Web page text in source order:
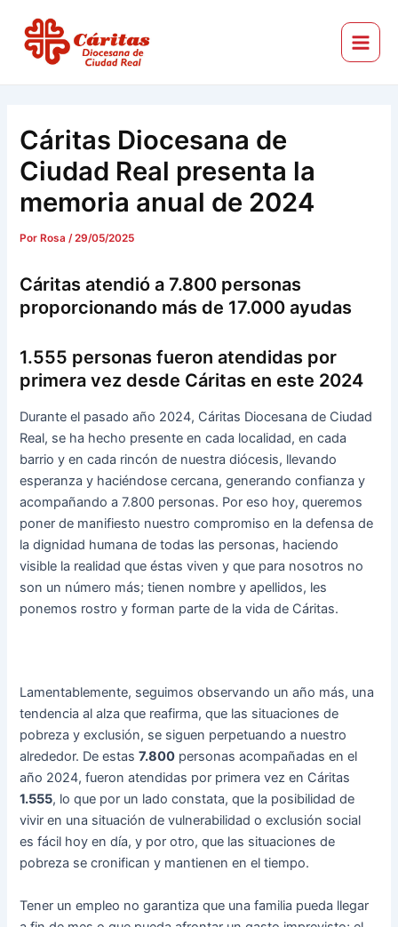
contenido
Menu
Cáritas Diocesana de
Ciudad Real presenta la
memoria anual de 2024
PorRosa /29/05/2025
Cáritas atendió a 7.800 personas
proporcionando más de 17.000 ayudas
1.555 personas fueron atendidas por
primera vez desde Cáritas en este 2024
Durante el pasado año 2024, Cáritas Diocesana de Ciudad
Real, se ha hecho presente en cada localidad, en cada
barrio y en cada rincón de nuestra diócesis, llevando
esperanza y haciéndose cercana, generando confianza y
acompañando a 7.800 personas. Por eso hoy, queremos
poner de manifiesto nuestro compromiso en la defensa de
la dignidad humana de todas las personas, haciendo
visible la realidad que éstas viven y que para nosotros no
son un número más; tienen nombre y apellidos, les
ponemos rostro y forman parte de la vida de Cáritas.
Lamentablemente, seguimos observando un año más, una
tendencia al alza que reafirma, que las situaciones de
pobreza y exclusión, se siguen perpetuando a nuestro
alrededor. De estas7.800 personas acompañadas en el
año 2024, fueron atendidas por primera vez en Cáritas
1.555, lo que por un lado constata, que la posibilidad de
vivir en una situación de vulnerabilidad o exclusión social
es fácil hoy en día, y por otro, que las situaciones de
pobreza se cronifican y mantienen en el tiempo.
Tener un empleo no garantiza que una familia pueda llegar
entradas